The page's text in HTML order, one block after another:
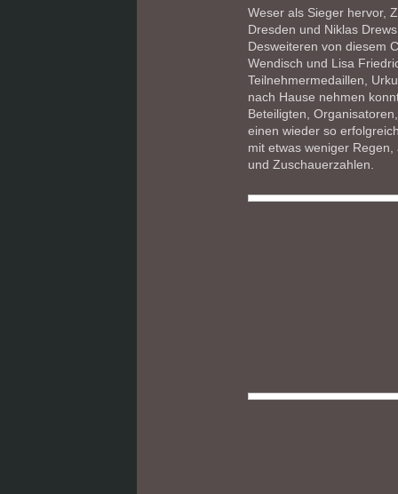
Weser als Sieger hervor,
Dresden und Niklas
Desweiteren von diesem
Wendisch und Lisa
Teilnehmermedaillen,
nach Hause nehmen
Beteiligten,
einen wieder so
mit etwas weniger
und Zuschauerzahlen.